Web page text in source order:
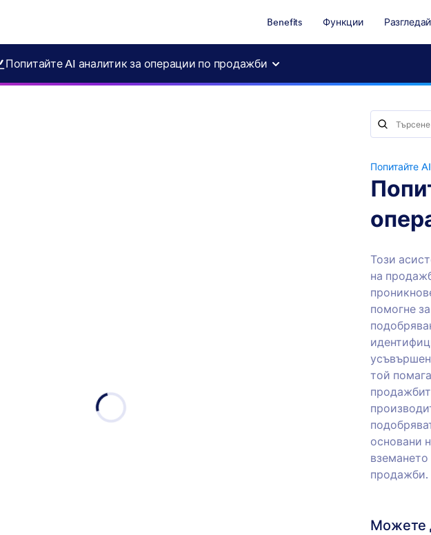
Benefits Функции
Попитайте AI аналитик за операции по продажби
Попитайте AI
Този
на
помогне
той
основани
продажби.
Можете